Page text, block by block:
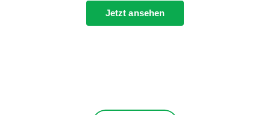
Jetzt ansehen